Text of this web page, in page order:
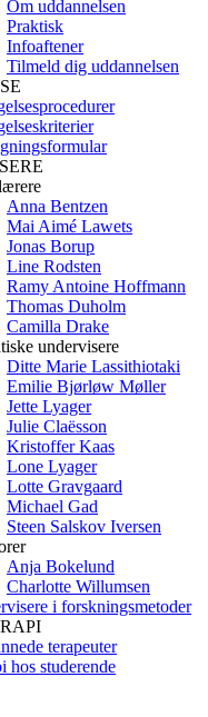
Om uddannelsen
Praktisk
Infoaftener
Tilmeld dig uddannelsen
Anna Bentzen
Mai Aimé Lawets
Jonas Borup
Line Rodsten
Ramy Antoine Hoffmann
Thomas Duholm
Camilla Drake
undervisere
Ditte Marie Lassithiotaki
Emilie Bjørløw Møller
Jette Lyager
Julie Claësson
Kristoffer Kaas
Lone Lyager
Lotte Gravgaard
Michael Gad
Steen Salskov Iversen
Anja Bokelund
Charlotte Willumsen
i forskningsmetoder
terapeuter
hos studerende